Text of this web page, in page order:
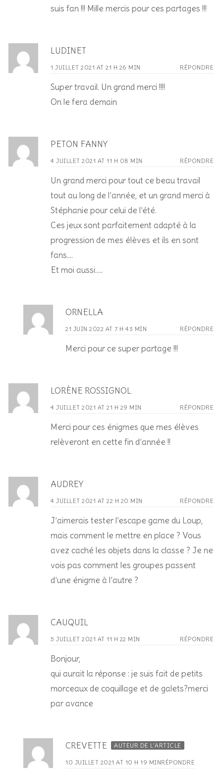
suis fan !!! Mille mercis pour ces partages !!!
LUDINET
1 JUILLET 2021 AT 21 H 26 MIN RÉPONDRE
Super travail. Un grand merci !!!!
On le fera demain
PETON FANNY
4 JUILLET 2021 AT 11 H 08 MIN RÉPONDRE
Un grand merci pour tout ce beau travail
tout au long de l’année, et un grand merci à
Stéphanie pour celui de l’été.
Ces jeux sont parfaitement adapté à la
progression de mes élèves et ils en sont
fans….
Et moi aussi…..
ORNELLA
21 JUIN 2022 AT 7 H 43 MIN RÉPONDRE
Merci pour ce super partage !!!
LORÈNE ROSSIGNOL
4 JUILLET 2021 AT 21 H 29 MIN RÉPONDRE
Merci pour ces énigmes que mes élèves
relèveront en cette fin d’année !!
AUDREY
4 JUILLET 2021 AT 22 H 20 MIN RÉPONDRE
J’aimerais tester l’escape game du Loup,
mais comment le mettre en place ? Vous
avez caché les objets dans la classe ? Je ne
vois pas comment les groupes passent
d’une énigme à l’autre ?
CAUQUIL
5 JUILLET 2021 AT 11 H 22 MIN RÉPONDRE
Bonjour,
qui aurait la réponse : je suis fait de petits
morceaux de coquillage et de galets?merci
par avance
CREVETTE AUTEUR DE L’ARTICLE
10 JUILLET 2021 AT 10 H 19 MINRÉPONDRE